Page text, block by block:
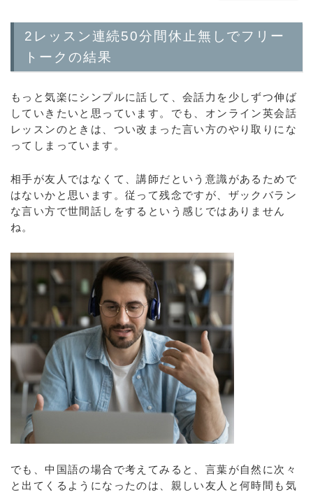
2レッスン連続50分間休止無しでフリー
トークの結果
もっと気楽にシンプルに話して、会話力を少しずつ伸ば
していきたいと思っています。でも、オンライン英会話
レッスンのときは、つい改まった言い方のやり取りにな
ってしまっています。
相手が友人ではなくて、講師だという意識があるためで
はないかと思います。従って残念ですが、ザックバラン
な言い方で世間話しをするという感じではありません
ね。
でも、中国語の場合で考えてみると、言葉が自然に次々
と出てくるようになったのは、親しい友人と何時間も気